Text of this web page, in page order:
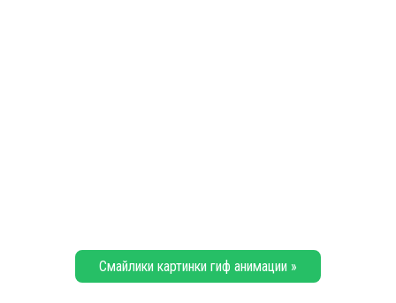
Смайлики картинки гиф анимации »